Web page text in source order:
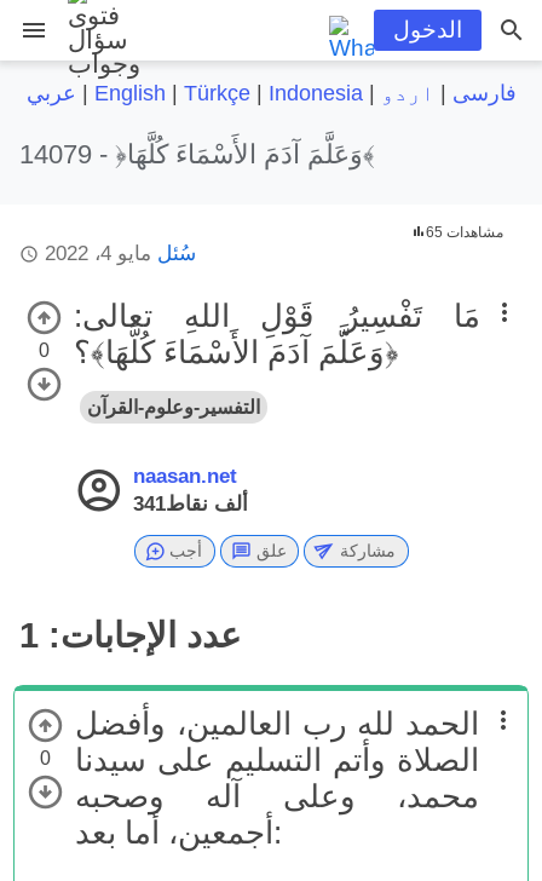
menu الدخول
عربي English Türkçe| Indonesia| فارسی اردو
14079 - ﴿وَعَلَّمَ آدَمَ الأَسْمَاءَ كُلَّهَا﴾
سُئل مايو 4، 2022
65 مشاهدات
0
مَا تَفْسِيرُ قَوْلِ اللهِ تعالى:
﴿وَعَلَّمَ آدَمَ الأَسْمَاءَ كُلَّهَا﴾؟
التفسير-وعلوم-القرآن
naasan.net
341ألف نقاط
أجب علق مشاركة
عدد الإجابات: 1
0
الحمد لله رب العالمين، وأفضل
الصلاة وأتم التسليم على سيدنا
محمد، وعلى آله وصحبه
أجمعين، أما بعد: